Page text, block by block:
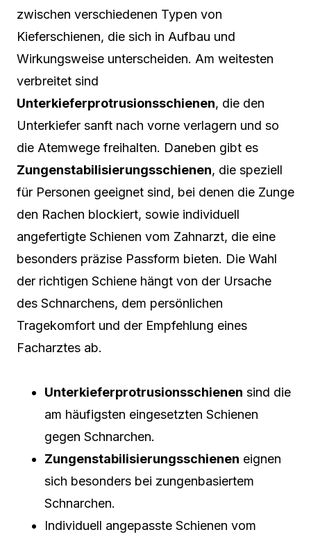
zwischen verschiedenen Typen von
Kieferschienen, die sich in Aufbau und
Wirkungsweise unterscheiden. Am weitesten
verbreitet sind
Unterkieferprotrusionsschienen, die den
Unterkiefer sanft nach vorne verlagern und so
die Atemwege freihalten. Daneben gibt es
Zungenstabilisierungsschienen, die speziell
für Personen geeignet sind, bei denen die Zunge
den Rachen blockiert, sowie individuell
angefertigte Schienen vom Zahnarzt, die eine
besonders präzise Passform bieten. Die Wahl
der richtigen Schiene hängt von der Ursache
des Schnarchens, dem persönlichen
Tragekomfort und der Empfehlung eines
Facharztes ab.
Unterkieferprotrusionsschienen sind die
am häufigsten eingesetzten Schienen
gegen Schnarchen.
Zungenstabilisierungsschienen eignen
sich besonders bei zungenbasiertem
Schnarchen.
Individuell angepasste Schienen vom